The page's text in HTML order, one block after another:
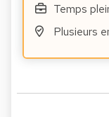
Temps
Plusieurs